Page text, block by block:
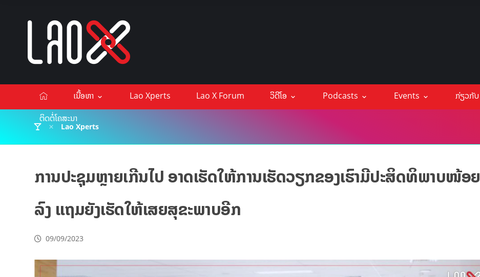
ເນື້ອຫາ Lao Xperts Lao X Forum ວິດີໂອ Podcasts Events
ກ່ຽວກັບ
ຕິດຕໍ່ໂຄສະນາ
Lao Xperts
ການປະຊຸມຫຼາຍເກີນໄປ ອາດເຮັດໃຫ້ການເຮັດວຽກຂອງເຮົາມີປະສິດທິພາບໜ້ອຍ
ລົງ ແຖມຍັງເຮັດໃຫ້ເສຍສຸຂະພາບອີກ
09/09/2023